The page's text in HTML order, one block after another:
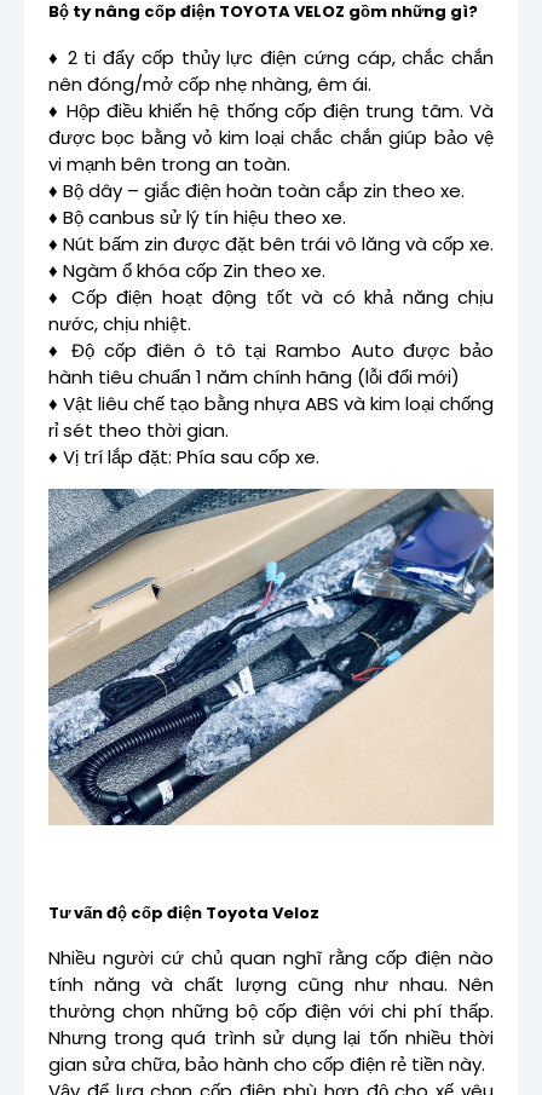
Bộ ty nâng cốp điện TOYOTA VELOZ gồm những gì?
♦ 2 ti đẩy cốp thủy lực điện cứng cáp, chắc chắn
nên đóng/mở cốp nhẹ nhàng, êm ái.
♦ Hộp điều khiển hệ thống cốp điện trung tâm. Và
được bọc bằng vỏ kim loại chắc chắn giúp bảo vệ
vi mạnh bên trong an toàn.
♦ Bộ dây – giắc điện hoàn toàn cắp zin theo xe.
♦ Bộ canbus sử lý tín hiệu theo xe.
♦ Nút bấm zin được đặt bên trái vô lăng và cốp xe.
♦ Ngàm ổ khóa cốp Zin theo xe.
♦ Cốp điện hoạt động tốt và có khả năng chịu
nước, chịu nhiệt.
♦ Độ cốp điên ô tô tại Rambo Auto được bảo
hành tiêu chuẩn 1 năm chính hãng (lỗi đổi mới)
♦ Vật liêu chế tạo bằng nhựa ABS và kim loại chống
rỉ sét theo thời gian.
♦ Vị trí lắp đặt: Phía sau cốp xe.
Tư vấn độ cốp điện Toyota Veloz
Nhiều người cứ chủ quan nghĩ rằng cốp điện nào
tính năng và chất lượng cũng như nhau. Nên
thường chọn những bộ cốp điện với chi phí thấp.
Nhưng trong quá trình sử dụng lại tốn nhiều thời
gian sửa chữa, bảo hành cho cốp điện rẻ tiền này.